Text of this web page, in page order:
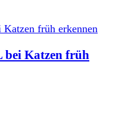
bei Katzen früh